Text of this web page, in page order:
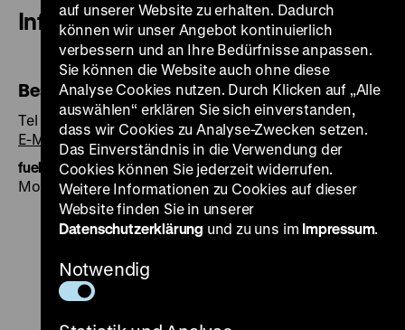
Information und Buchung
Besucherservice
Tel +49 30 20304-750
E-Mail
fuehrung@dhm.de
Montag bis Freitag 9-16 Uhr
Zu
unsererunsererunserer
auf unserer Website zu erhalten. Dadurch
können wir unser Angebot kontinuierlich
verbessern und an Ihre Bedürfnisse anpassen.
Sie können die Website auch ohne diese
Analyse Cookies nutzen. Durch Klicken auf „Alle
auswählen“ erklären Sie sich einverstanden,
dass wir Cookies zu Analyse-Zwecken setzen.
Das Einverständnis in die Verwendung der
Cookies können Sie jederzeit widerrufen.
Weitere Informationen zu Cookies auf dieser
Website finden Sie in unserer
Datenschutzerklärung und zu uns im Impressum.
Notwendig